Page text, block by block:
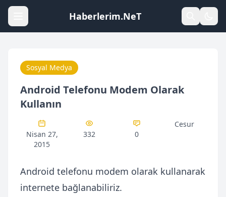
Haberlerim.NeT
Sosyal Medya
Android Telefonu Modem Olarak
Kullanın
Nisan 27,
2015
332 0
Cesur
Android telefonu modem olarak kullanarak
internete bağlanabiliriz.